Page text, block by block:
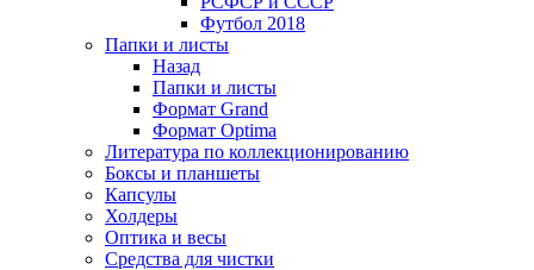
Футбол 2018
Папки и листы
Назад
Папки и листы
Формат Grand
Формат Optima
Литература по коллекционированию
Боксы и планшеты
Капсулы
Холдеры
Оптика и весы
Средства для чистки